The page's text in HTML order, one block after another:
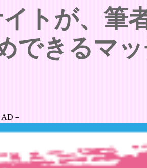
トが、筆
できるマ
AD－